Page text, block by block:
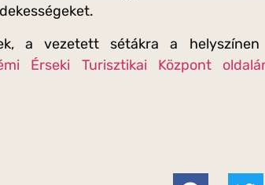
a vezetett sétákra a helyszínen
Érseki Turisztikai Központ